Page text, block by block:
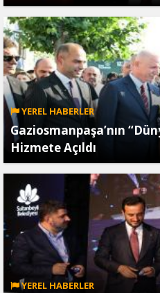
YEREL HABERLER
Gaziosmanpaşa’nın
Hizmete Açıldı
YEREL HABERLER